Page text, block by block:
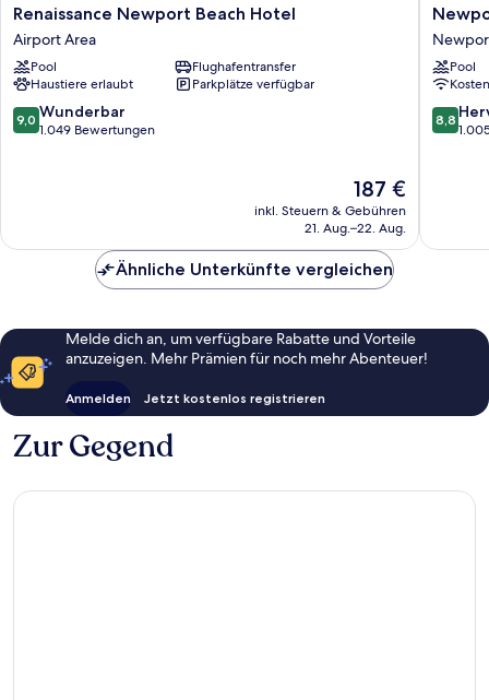
Renaissance
Newport
Beach
Hotel
Airport
Area
Renaissance Newport Beach Hotel
Airport Area
Pool
Flughafentransfer
Haustiere erlaubt
Parkplätze verfügbar
9.0
von
9,0 Wunderbar
1.049 Bewertungen
Der
Preis
beträgt
187 €
inkl. Steuern & Gebühren
21. Aug.–22. Aug.
Beach
Marriott
Bayview
Beach
Pool
8.8
von
8,8
Ähnliche Unterkünfte vergleichen
Melde dich an, um verfügbare Rabatte und Vorteile
anzuzeigen. Mehr Prämien für noch mehr Abenteuer!
Anmelden Jetzt kostenlos registrieren
Zur Gegend